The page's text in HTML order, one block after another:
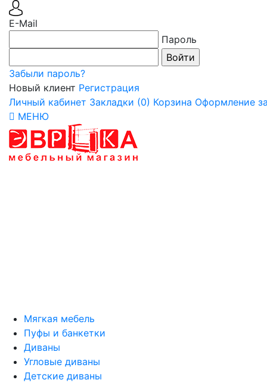
E-Mail
Пароль
Забыли пароль?
Новый клиент Регистрация
Личный кабинет Закладки (0) Корзина Оформление
МЕНЮ
Мягкая мебель
Пуфы и банкетки
Диваны
Угловые диваны
Детские диваны